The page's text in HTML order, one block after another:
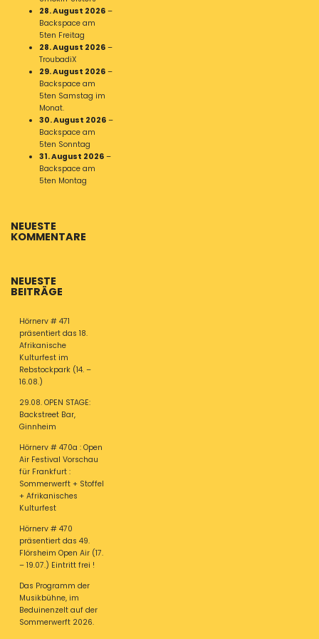
28. August 2026 –
Backspace am
5ten Freitag
28. August 2026 –
TroubadiX
29. August 2026 –
Backspace am
5ten Samstag im
Monat.
30. August 2026 –
Backspace am
5ten Sonntag
31. August 2026 –
Backspace am
5ten Montag
NEUESTE
KOMMENTARE
NEUESTE
BEITRÄGE
Hörnerv # 471
präsentiert das 18.
Afrikanische
Kulturfest im
Rebstockpark (14. –
16.08.)
29.08. OPEN STAGE:
Backstreet Bar,
Ginnheim
Hörnerv # 470a : Open
Air Festival Vorschau
für Frankfurt :
Sommerwerft + Stoffel
+ Afrikanisches
Kulturfest
Hörnerv # 470
präsentiert das 49.
Flörsheim Open Air (17.
– 19.07.) Eintritt frei !
Das Programm der
Musikbühne, im
Beduinenzelt auf der
Sommerwerft 2026.